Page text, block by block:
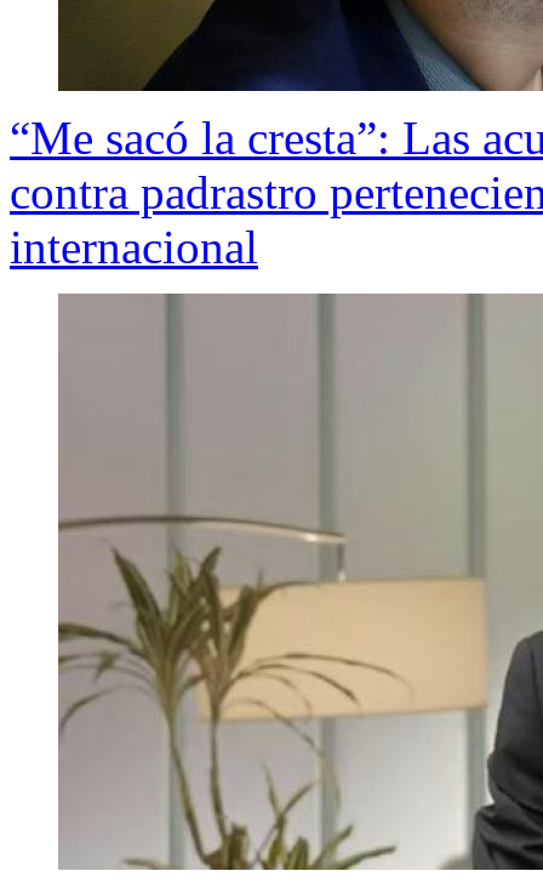
“Me sacó la cresta”: Las
contra padrastro
internacional